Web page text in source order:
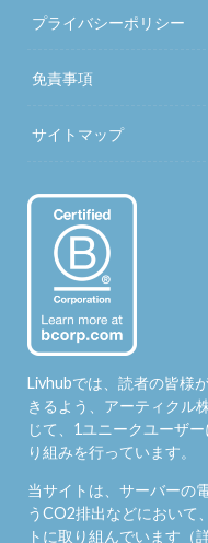
プライバシーポリシー
免責事項
サイトマップ
Livhubでは、読者の皆様
きるよう、アーティクル
じて、1ユニークユーザ
り組みを行っています。
当サイトは、サーバーの
うCO2排出などにおいて
トに取り組んでいます（